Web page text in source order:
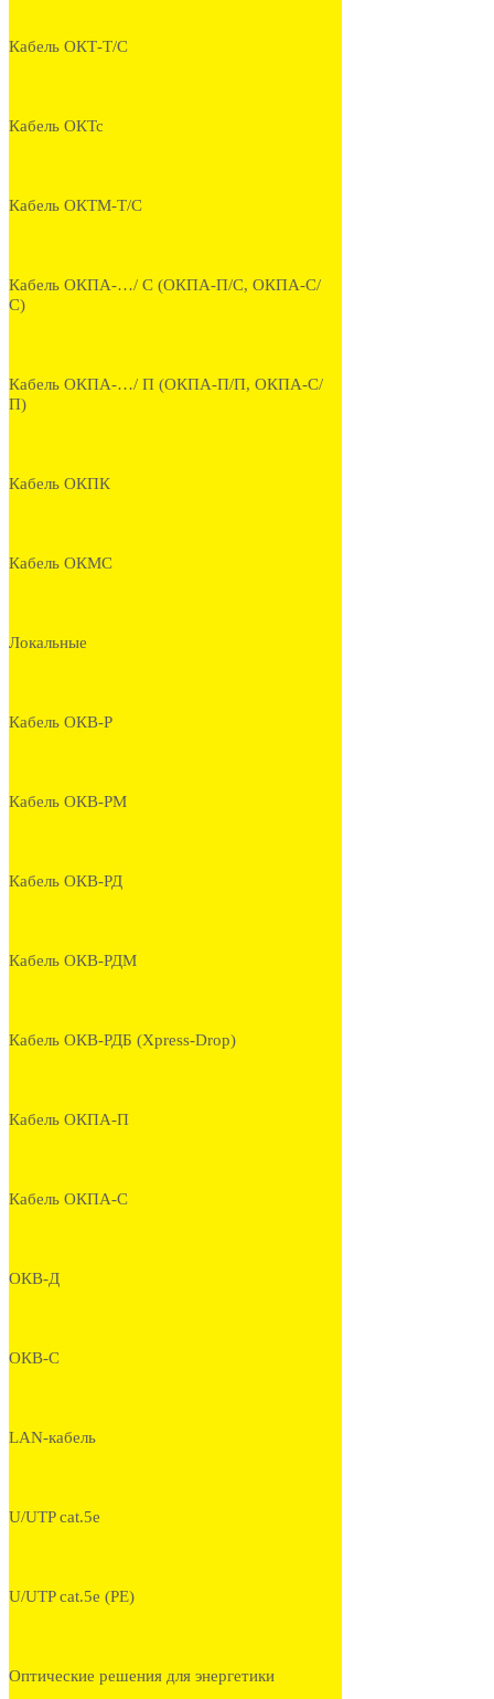
Кабель ОКТ-Т/С
Кабель ОКТс
Кабель ОКТМ-Т/С
Кабель ОКПА-…/ С (ОКПА-П/С, ОКПА-С/
С)
Кабель ОКПА-…/ П (ОКПА-П/П, ОКПА-С/
П)
Кабель ОКПК
Кабель ОКМС
Локальные
Кабель ОКВ-Р
Кабель ОКВ-РМ
Кабель ОКВ-РД
Кабель ОКВ-РДМ
Кабель ОКВ-РДБ (Xpress-Drop)
Кабель ОКПА-П
Кабель ОКПА-С
ОКВ-Д
ОКВ-С
LAN-кабель
U/UTP cat.5e
U/UTP cat.5e (PE)
Оптические решения для энергетики